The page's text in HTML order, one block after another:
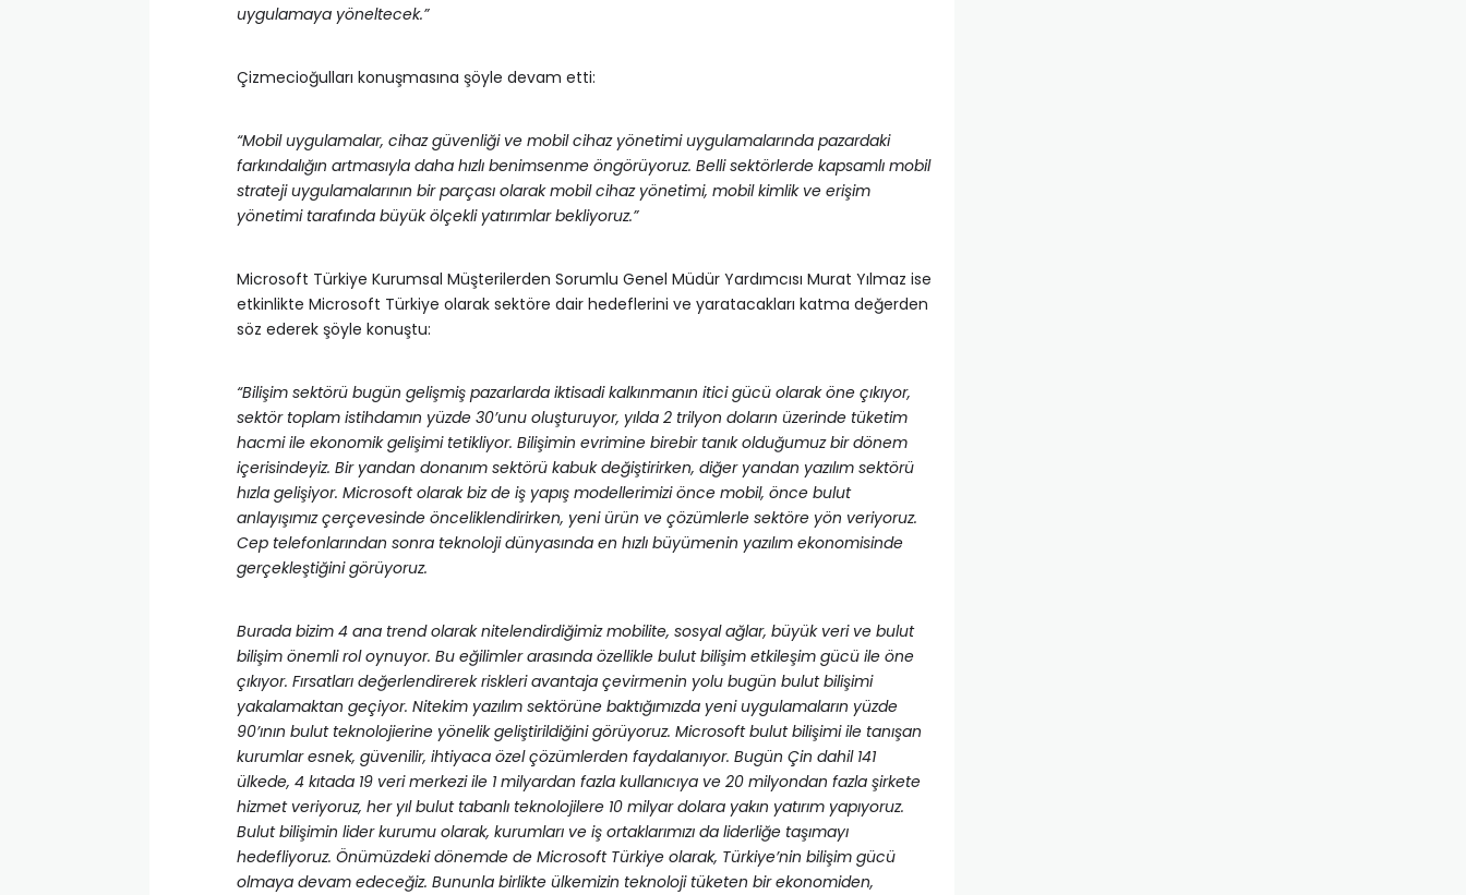
uygulamaya yöneltecek.”
Çizmecioğulları konuşmasına şöyle devam etti:
“Mobil uygulamalar, cihaz güvenliği ve mobil cihaz yönetimi uygulamalarında pazardaki
farkındalığın artmasıyla daha hızlı benimsenme öngörüyoruz. Belli sektörlerde kapsamlı mobil
strateji uygulamalarının bir parçası olarak mobil cihaz yönetimi, mobil kimlik ve erişim
yönetimi tarafında büyük ölçekli yatırımlar bekliyoruz.”
Microsoft Türkiye Kurumsal Müşterilerden Sorumlu Genel Müdür Yardımcısı Murat Yılmaz ise
etkinlikte Microsoft Türkiye olarak sektöre dair hedeflerini ve yaratacakları katma değerden
söz ederek şöyle konuştu:
“Bilişim sektörü bugün gelişmiş pazarlarda iktisadi kalkınmanın itici gücü olarak öne çıkıyor,
sektör toplam istihdamın yüzde 30’unu oluşturuyor, yılda 2 trilyon doların üzerinde tüketim
hacmi ile ekonomik gelişimi tetikliyor. Bilişimin evrimine birebir tanık olduğumuz bir dönem
içerisindeyiz. Bir yandan donanım sektörü kabuk değiştirirken, diğer yandan yazılım sektörü
hızla gelişiyor. Microsoft olarak biz de iş yapış modellerimizi önce mobil, önce bulut
anlayışımız çerçevesinde önceliklendirirken, yeni ürün ve çözümlerle sektöre yön veriyoruz.
Cep telefonlarından sonra teknoloji dünyasında en hızlı büyümenin yazılım ekonomisinde
gerçekleştiğini görüyoruz.
Burada bizim 4 ana trend olarak nitelendirdiğimiz mobilite, sosyal ağlar, büyük veri ve bulut
bilişim önemli rol oynuyor. Bu eğilimler arasında özellikle bulut bilişim etkileşim gücü ile öne
çıkıyor. Fırsatları değerlendirerek riskleri avantaja çevirmenin yolu bugün bulut bilişimi
yakalamaktan geçiyor. Nitekim yazılım sektörüne baktığımızda yeni uygulamaların yüzde
90’ının bulut teknolojierine yönelik geliştirildiğini görüyoruz. Microsoft bulut bilişimi ile tanışan
kurumlar esnek, güvenilir, ihtiyaca özel çözümlerden faydalanıyor. Bugün Çin dahil 141
ülkede, 4 kıtada 19 veri merkezi ile 1 milyardan fazla kullanıcıya ve 20 milyondan fazla şirkete
hizmet veriyoruz, her yıl bulut tabanlı teknolojilere 10 milyar dolara yakın yatırım yapıyoruz.
Bulut bilişimin lider kurumu olarak, kurumları ve iş ortaklarımızı da liderliğe taşımayı
hedefliyoruz. Önümüzdeki dönemde de Microsoft Türkiye olarak, Türkiye’nin bilişim gücü
olmaya devam edeceğiz. Bununla birlikte ülkemizin teknoloji tüketen bir ekonomiden,